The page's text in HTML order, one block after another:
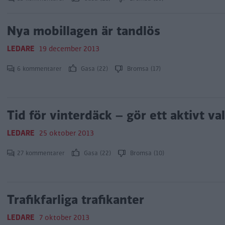
Nya mobillagen är tandlös
LEDARE 19 december 2013
6 kommentarer Gasa (22) Bromsa (17)
Tid för vinterdäck – gör ett aktivt
LEDARE 25 oktober 2013
27 kommentarer Gasa (22) Bromsa (10)
Trafikfarliga trafikanter
LEDARE 7 oktober 2013